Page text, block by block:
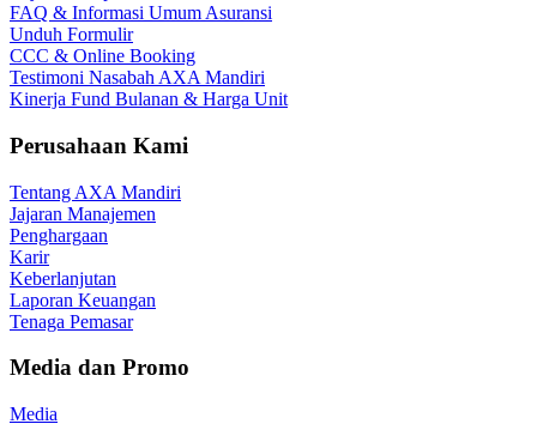
FAQ & Informasi Umum Asuransi
Unduh Formulir
CCC & Online Booking
Testimoni Nasabah AXA Mandiri
Kinerja Fund Bulanan & Harga Unit
Perusahaan Kami
Tentang AXA Mandiri
Jajaran Manajemen
Penghargaan
Karir
Keberlanjutan
Laporan Keuangan
Tenaga Pemasar
Media dan Promo
Media